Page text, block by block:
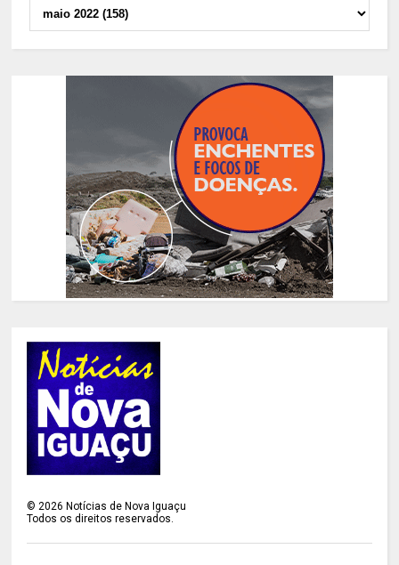
©2026 Notícias de Nova Iguaçu
Todos os direitos reservados.